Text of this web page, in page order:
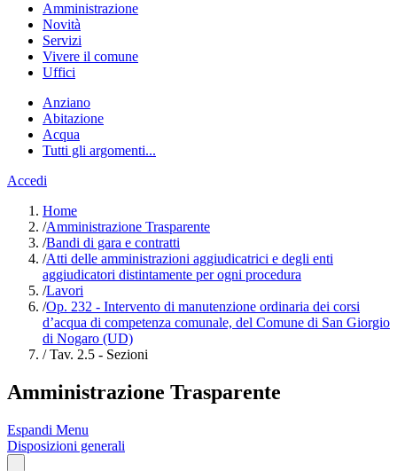
Amministrazione
Novità
Servizi
Vivere il comune
Uffici
Anziano
Abitazione
Acqua
Tutti gli argomenti...
Accedi
Home
/Amministrazione Trasparente
/Bandi di gara e contratti
/Atti delle amministrazioni aggiudicatrici e degli enti
aggiudicatori distintamente per ogni procedura
/Lavori
/Op. 232 - Intervento di manutenzione ordinaria dei corsi
d’acqua di competenza comunale, del Comune di San Giorgio
di Nogaro (UD)
/Tav. 2.5 - Sezioni
Amministrazione Trasparente
Espandi Menu
Disposizioni generali